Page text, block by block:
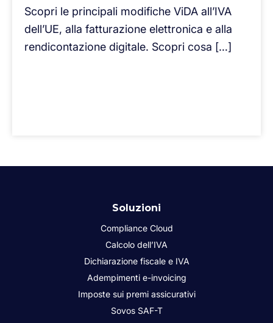
Scopri le principali modifiche ViDA all’IVA
dell’UE, alla fatturazione elettronica e alla
rendicontazione digitale. Scopri cosa […]
Soluzioni
Compliance Cloud
Calcolo dell’IVA
Dichiarazione fiscale e IVA
Adempimenti e-invoicing
Imposte sui premi assicurativi
Sovos SAF-T